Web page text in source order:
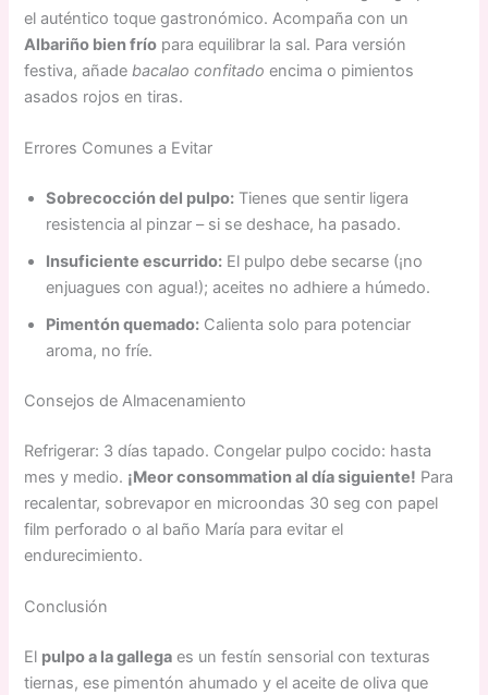
el auténtico toque gastronómico. Acompaña con un
Albariño bien frío para equilibrar la sal. Para versión
festiva, añadebacalao confitado encima o pimientos
asados rojos en tiras.
Errores Comunes a Evitar
Sobrecocción del pulpo: Tienes que sentir ligera
resistencia al pinzar – si se deshace, ha pasado.
Insuficiente escurrido: El pulpo debe secarse (¡no
enjuagues con agua!); aceites no adhiere a húmedo.
Pimentón quemado: Calienta solo para potenciar
aroma, no fríe.
Consejos de Almacenamiento
Refrigerar: 3 días tapado. Congelar pulpo cocido: hasta
mes y medio. ¡Meor consommation al día siguiente! Para
recalentar, sobrevapor en microondas 30 seg con papel
film perforado o al baño María para evitar el
endurecimiento.
Conclusión
El pulpo a la gallega es un festín sensorial con texturas
tiernas, ese pimentón ahumado y el aceite de oliva que